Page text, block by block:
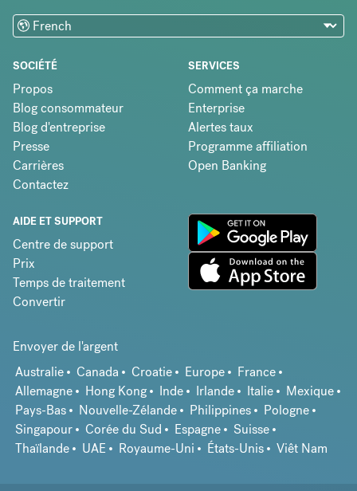
SOCIÉTÉ
Propos
Blog consommateur
Blog d'entreprise
Presse
Carrières
Contactez
SERVICES
Comment ça marche
Enterprise
Alertes taux
Programme affiliation
Open Banking
AIDE ET SUPPORT
Centre de support
Prix
Temps de traitement
Convertir
Envoyer de l'argent
Australie
Canada Croatie Europe
France
Allemagne
Hong Kong Inde Irlande Italie
Mexique
Pays-Bas
Nouvelle-Zélande Philippines
Pologne
Singapour
Corée du Sud Espagne
Suisse
Thaïlande
UAE Royaume-Uni États-Unis Viêt Nam